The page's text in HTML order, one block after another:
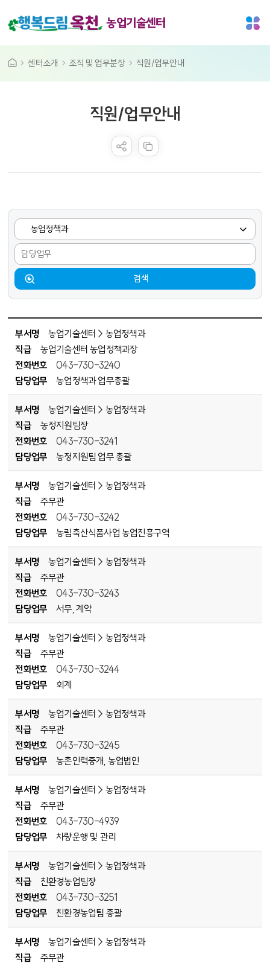
농업기술센터
센터소개 조직 및 업무분장 직원/업무안내
직원/업무안내
검색
전화번호 안내에 대한 표 - 부서명, 전화번호, 담당업무 순으로 내용을 제공하고 있습니다.
부서명
농업기술센터 > 농업정책과
직급
농업기술센터 농업정책과장
전화번호
043-730-3240
담당업무
농업정책과 업무총괄
부서명
농업기술센터 > 농업정책과
직급
농정지원팀장
전화번호
043-730-3241
담당업무
농정지원팀 업무 총괄
부서명
농업기술센터 > 농업정책과
직급
주무관
전화번호
043-730-3242
담당업무
농림축산식품사업 농업진흥구역
부서명
농업기술센터 > 농업정책과
직급
주무관
전화번호
043-730-3243
담당업무
서무, 계약
부서명
농업기술센터 > 농업정책과
직급
주무관
전화번호
043-730-3244
담당업무
회계
부서명
농업기술센터 > 농업정책과
직급
주무관
전화번호
043-730-3245
담당업무
농촌인력중개, 농업법인
부서명
농업기술센터 > 농업정책과
직급
주무관
전화번호
043-730-4939
담당업무
차량운행 및 관리
부서명
농업기술센터 > 농업정책과
직급
친환경농업팀장
전화번호
043-730-3251
담당업무
친환경농업팀 총괄
부서명
농업기술센터 > 농업정책과
직급
주무관